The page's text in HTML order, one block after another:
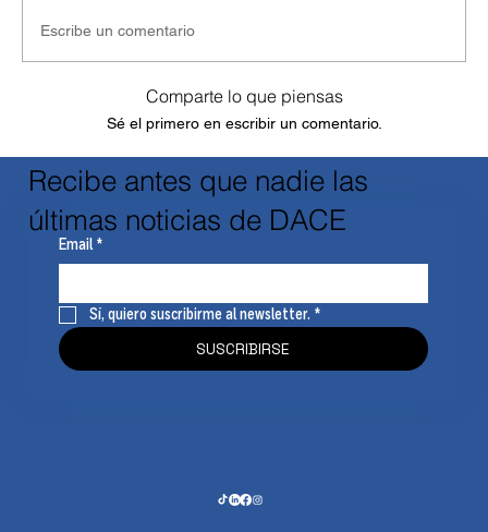
Escribe un comentario
Comparte lo que piensas
Sé el primero en escribir un comentario.
Recibe antes que nadie las
últimas noticias de DACE
Email *
Sí, quiero suscribirme al newsletter. *
SUSCRIBIRSE